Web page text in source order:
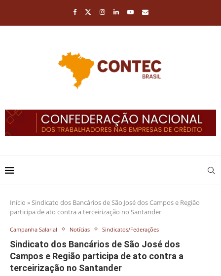
Início »Sindicato dos Bancários de São José dos Campos e Região
participa de ato contra a terceirização no Santander
Campanha Salarial Notícias Sindicatos/Federações
Sindicato dos Bancários de São José dos
Campos e Região participa de ato contra a
terceirização no Santander